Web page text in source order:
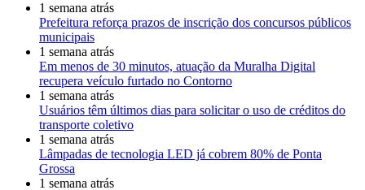
1 semana atrás
Prefeitura reforça prazos de inscrição dos concursos públicos
municipais
1 semana atrás
Em menos de 30 minutos, atuação da Muralha Digital
recupera veículo furtado no Contorno
1 semana atrás
Usuários têm últimos dias para solicitar o uso de créditos do
transporte coletivo
1 semana atrás
Lâmpadas de tecnologia LED já cobrem 80% de Ponta
Grossa
1 semana atrás